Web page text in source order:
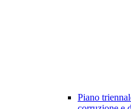
Piano